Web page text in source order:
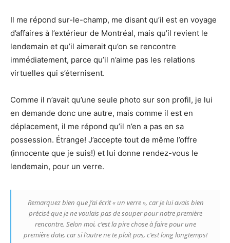
Il me répond sur-le-champ, me disant qu’il est en voyage
d’affaires à l’extérieur de Montréal, mais qu’il revient le
lendemain et qu’il aimerait qu’on se rencontre
immédiatement, parce qu’il n’aime pas les relations
virtuelles qui s’éternisent.
Comme il n’avait qu’une seule photo sur son profil, je lui
en demande donc une autre, mais comme il est en
déplacement, il me répond qu’il n’en a pas en sa
possession. Étrange! J’accepte tout de même l’offre
(innocente que je suis!) et lui donne rendez-vous le
lendemain, pour un verre.
Remarquez bien que j’ai écrit « un verre », car je lui avais bien
précisé que je ne voulais pas de souper pour notre première
rencontre. Selon moi, c’est la pire chose à faire pour une
première date, car si l’autre ne te plait pas, c’est long longtemps!